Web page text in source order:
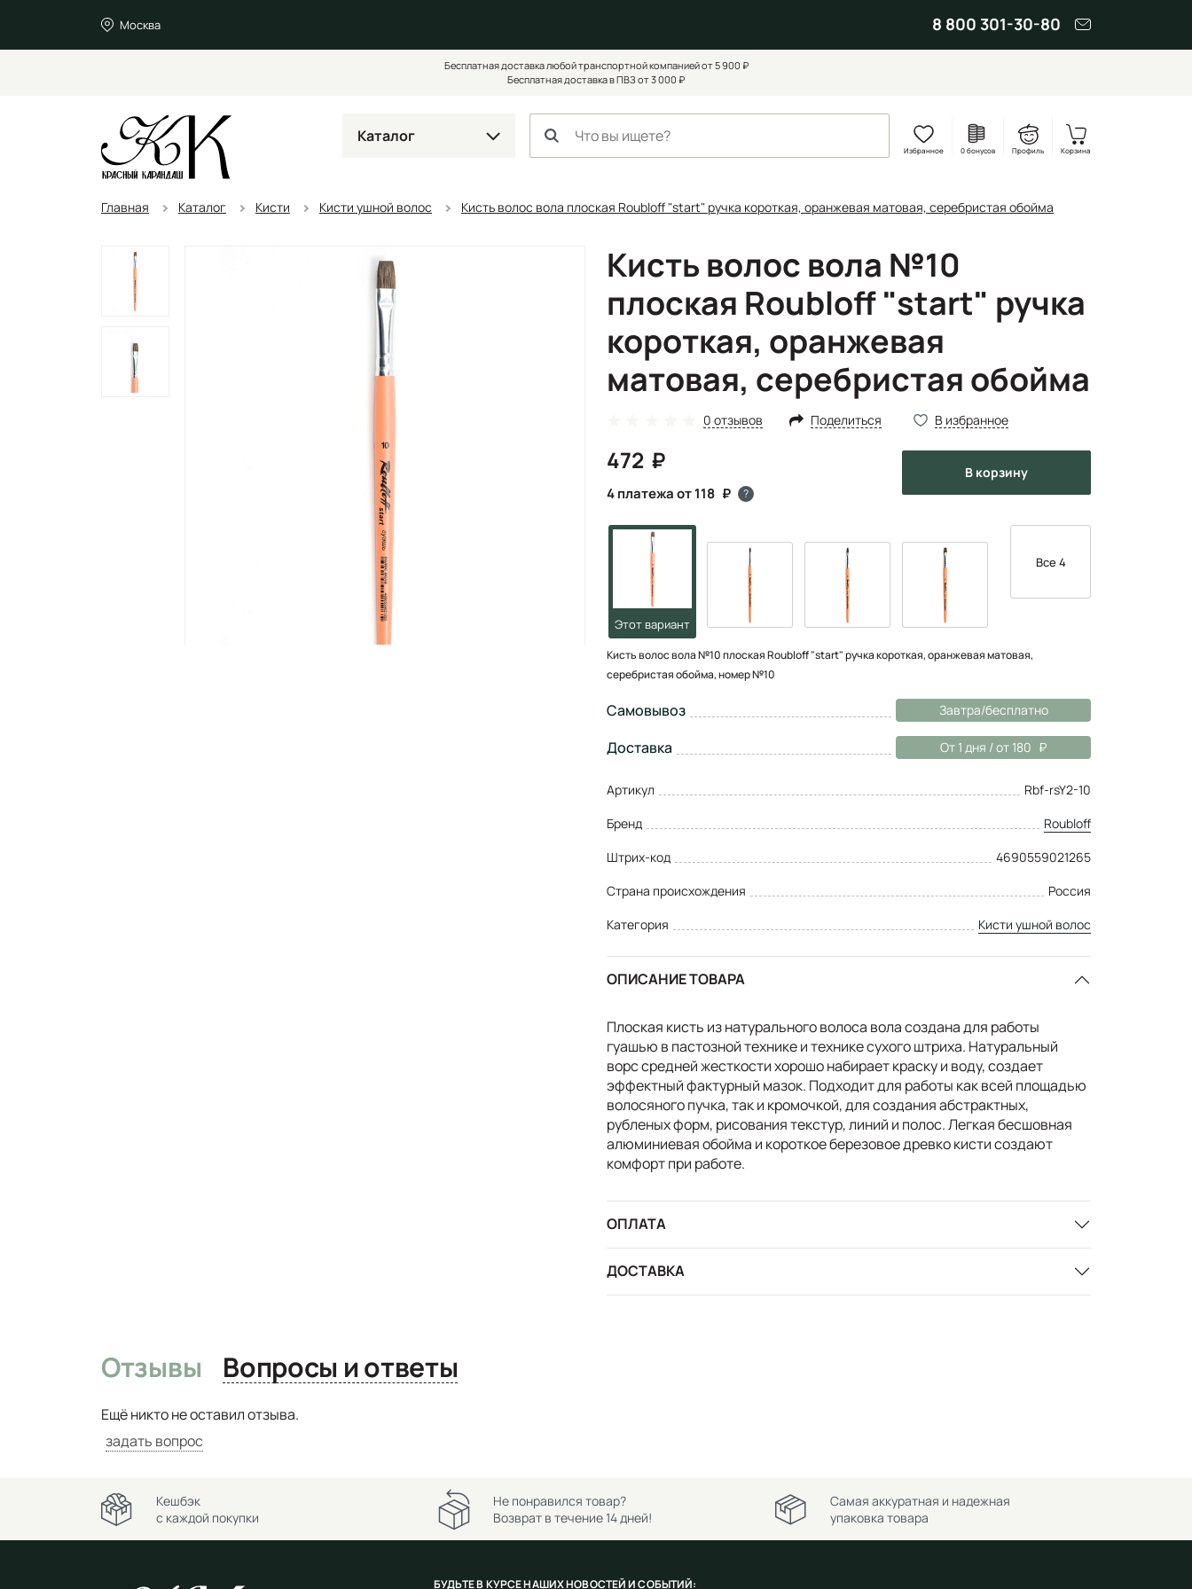
Москва 8 800 301-30-80
Бесплатная доставка любой транспортной компанией от 5 900 ₽
Бесплатная доставка в ПВЗ от 3 000 ₽
Каталог
Избранное 0 бонусов Профиль Корзина
Главная Каталог Кисти Кисти ушной волос Кисть волос вола плоская Roubloff "start" ручка короткая, оранжевая матовая, серебристая обойма
Кисть волос вола №10
плоская Roubloff "start" ручка
короткая, оранжевая
матовая, серебристая обойма
0 отзывов Поделиться В избранное
472
4 платежа от 118 ?
в корзину
Все 4
Кисть волос вола №10 плоская Roubloff "start" ручка короткая, оранжевая матовая,
серебристая обойма, номер №10
Самовывоз Завтра/бесплатно
Доставка От 1 дня / от 180
Артикул
Rbf-rsY2-10
Бренд
Roubloff
Штрих-код
4690559021265
Страна происхождения
Россия
Категория
Кисти ушной волос
ОПИСАНИЕ ТОВАРА
Плоская кисть из натурального волоса вола создана для работы
гуашью в пастозной технике и технике сухого штриха. Натуральный
ворс средней жесткости хорошо набирает краску и воду, создает
эффектный фактурный мазок. Подходит для работы как всей площадью
волосяного пучка, так и кромочкой, для создания абстрактных,
рубленых форм, рисования текстур, линий и полос. Легкая бесшовная
алюминиевая обойма и короткое березовое древко кисти создают
комфорт при работе.
ОПЛАТА
ДОСТАВКА
Отзывы Вопросы и ответы
Ещё никто не оставил отзыва.
задать вопрос
Кешбэк
с каждой покупки
Не понравился товар?
Возврат в течение 14 дней!
Самая аккуратная и надежная
упаковка товара
БУДЬТЕ В КУРСЕ НАШИХ НОВОСТЕЙ И СОБЫТИЙ: